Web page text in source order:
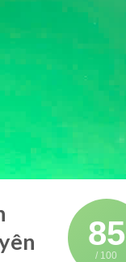
85
/ 100